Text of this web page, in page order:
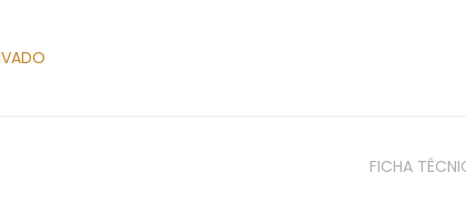
FICHA